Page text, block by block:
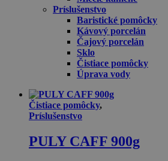
Príslušenstvo
Baristické pomôcky
Kávový porcelán
Čajový porcelán
Sklo
Čistiace pomôcky
Úprava vody
Čistiace pomôcky,
Príslušenstvo
PULY CAFF 900g